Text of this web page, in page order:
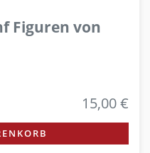
Figuren von
15,00 €